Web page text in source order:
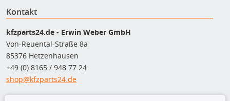
Kontakt
kfzparts24.de - Erwin Weber GmbH
Von-Reuental-Straße 8a
85376 Hetzenhausen
+49 (0) 8165 / 948 77 24
shop@kfzparts24.de